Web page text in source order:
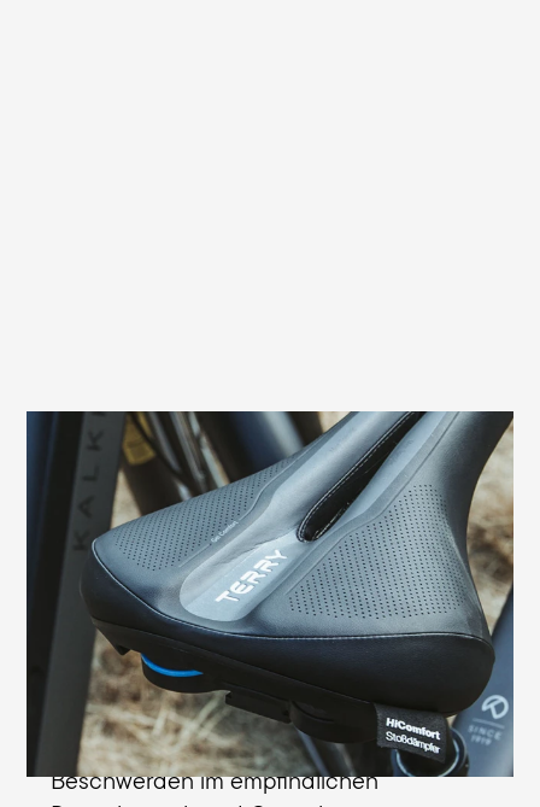
Verhindert Sitzdruck und Taubheitsgefühle
Bei Männern kann es im Dammbereich
durch Druck des Sattels zu einer
Kompression von Nerven und Gefäßen
kommen. Dies führt häufig zu
Taubheitsgefühlen. Die speziell der
männlichen Anatomie angepasste
Entlastungsöffnung des Terry Fisio Gel
Max Men verhindert diese typischen
Beschwerden im empfindlichen